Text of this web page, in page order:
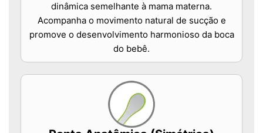
dinâmica semelhante à mama materna.
Acompanha o movimento natural de sucção e
promove o desenvolvimento harmonioso da boca
do bebê.